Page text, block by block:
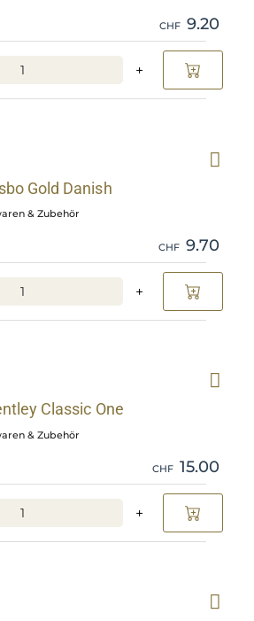
CHF 9.20
+
Gold Danish
& Zubehör
CHF 9.70
+
Classic One
& Zubehör
CHF 15.00
+